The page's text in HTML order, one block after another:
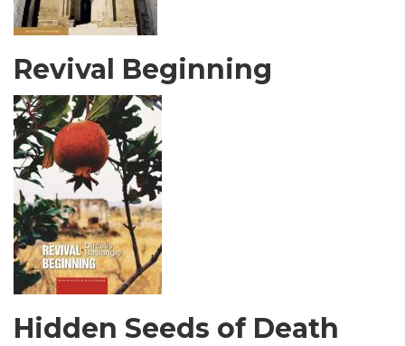
Revival Beginning
Hidden Seeds of Death